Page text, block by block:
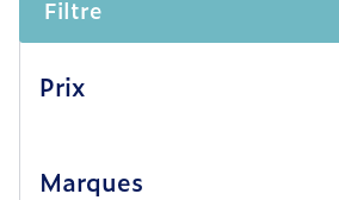
Filtre
Prix
Marques